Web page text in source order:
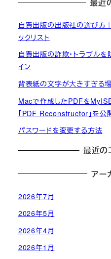
自費出版の出版社の選び方
ックリスト
自費出版の詐欺・トラブル
イン
背表紙の文字が大きすぎる
Macで作成したPDFを
「PDF Reconstructor」を公
パスワードを変更する方法
最近の
アー
2026年7月
2026年5月
2026年4月
2026年1月